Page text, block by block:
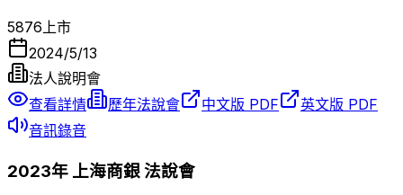
5876上市
2024/5/13
法人說明會
查看詳情
歷年法說會 中文版 PDF
英文版 PDF
音訊錄音
2023年 上海商銀法說會